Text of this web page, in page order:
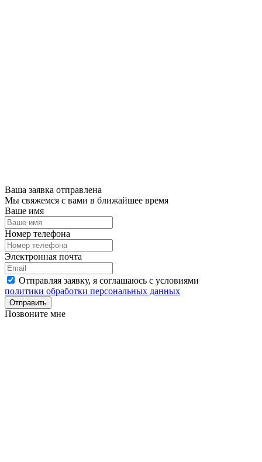
Ваша заявка отправлена
Мы свяжемся с вами в ближайшее время
Ваше имя
Номер телефона
Электронная почта
Отправляя заявку, я соглашаюсь с условиями
политики обработки персональных данных
Отправить
Позвоните мне